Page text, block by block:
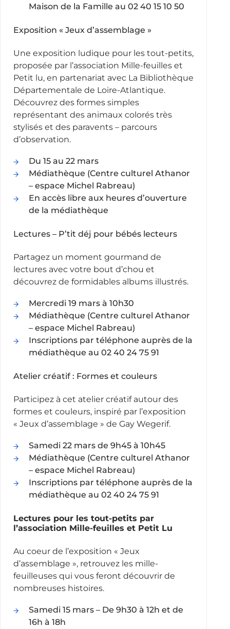
Maison de la Famille au 02 40 15 10 50
Exposition « Jeux d’assemblage »
Une exposition ludique pour les tout-petits,
proposée par l’association Mille-feuilles et
Petit lu, en partenariat avec La Bibliothèque
Départementale de Loire-Atlantique.
Découvrez des formes simples
représentant des animaux colorés très
stylisés et des paravents – parcours
d’observation.
Du 15 au 22 mars
Médiathèque (Centre culturel Athanor
– espace Michel Rabreau)
En accès libre aux heures d’ouverture
de la médiathèque
Lectures – P’tit déj pour bébés lecteurs
Partagez un moment gourmand de
lectures avec votre bout d’chou et
découvrez de formidables albums illustrés.
Mercredi 19 mars à 10h30
Médiathèque (Centre culturel Athanor
– espace Michel Rabreau)
Inscriptions par téléphone auprès de la
médiathèque au 02 40 24 75 91
Atelier créatif : Formes et couleurs
Participez à cet atelier créatif autour des
formes et couleurs, inspiré par l’exposition
« Jeux d’assemblage » de Gay Wegerif.
Samedi 22 mars de 9h45 à 10h45
Médiathèque (Centre culturel Athanor
– espace Michel Rabreau)
Inscriptions par téléphone auprès de la
médiathèque au 02 40 24 75 91
Lectures pour les tout-petits par
l’association Mille-feuilles et Petit Lu
Au coeur de l’exposition « Jeux
d’assemblage », retrouvez les mille-
feuilleuses qui vous feront découvrir de
nombreuses histoires.
Samedi 15 mars – De 9h30 à 12h et de
16h à 18h